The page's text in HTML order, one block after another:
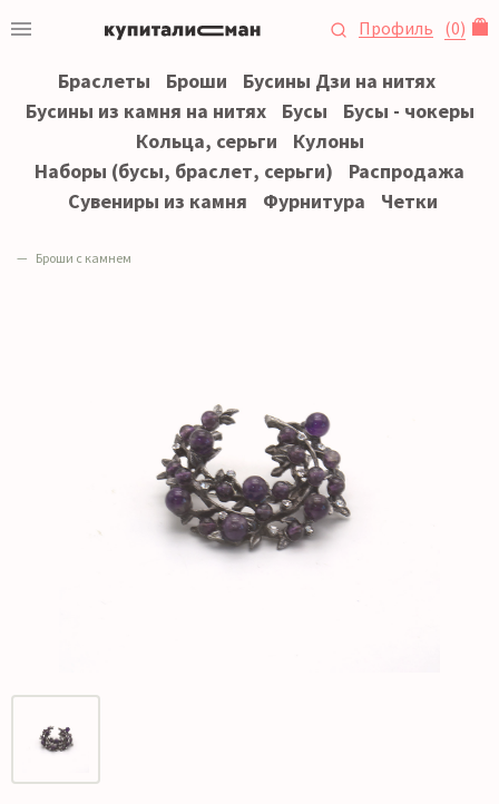
Профиль (0)
Браслеты Броши
Бусины Дзи на нитях
Бусины из камня на нитях
Бусы
Бусы - чокеры
Кольца, серьги
Кулоны
Наборы (бусы, браслет, серьги)
Распродажа
Сувениры из камня
Фурнитура Четки
Броши с камнем